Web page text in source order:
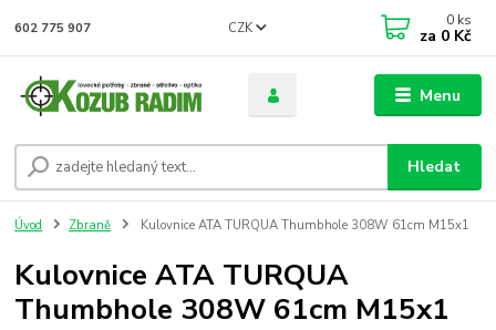
Menu
CZK
Hledat
602 775 907 0 ks
za 0 Kč
Úvod Zbraně Kulovnice ATA TURQUA Thumbhole 308W 61cm M15x1
Kulovnice ATA TURQUA
Thumbhole 308W 61cm M15x1